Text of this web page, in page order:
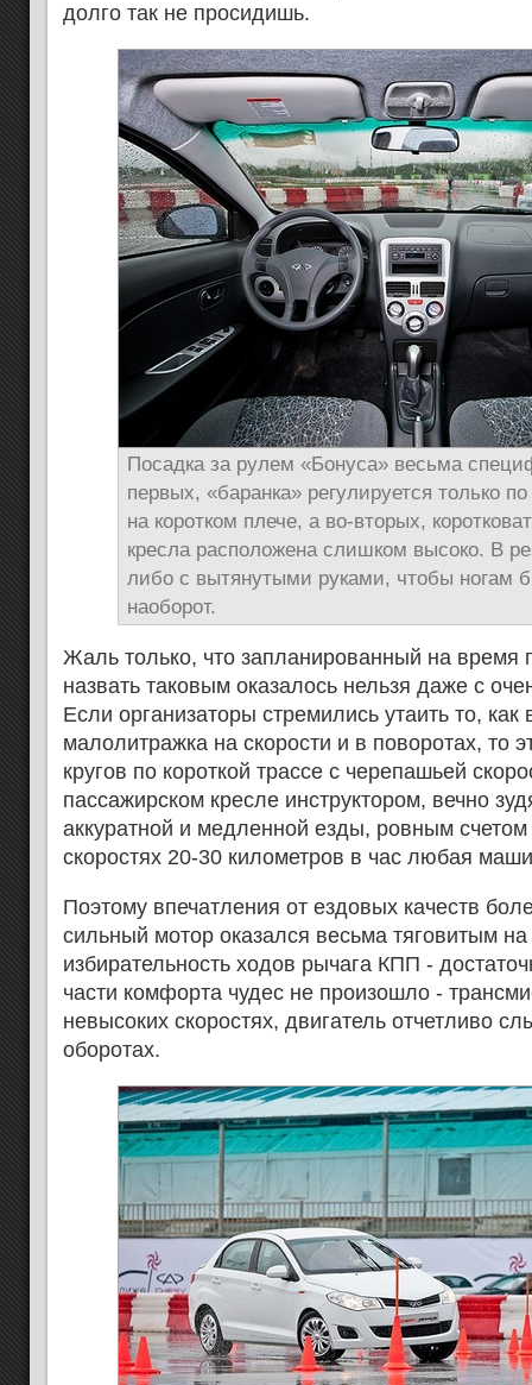
долго так не просидишь.
Посадка за рулем «Бонуса» весьма
первых, «баранка» регулируется только
на коротком плече, а во-вторых,
кресла расположена слишком высоко. В
либо с вытянутыми руками, чтобы ногам
наоборот.
Жаль только, что запланированный на время
назвать таковым оказалось нельзя даже с
Если организаторы стремились утаить то, как
малолитражка на скорости и в поворотах, то
кругов по короткой трассе с черепашьей
пассажирском кресле инструктором, вечно
аккуратной и медленной езды, ровным
скоростях 20-30 километров в час любая
Поэтому впечатления от ездовых качеств
сильный мотор оказался весьма тяговитым на
избирательность ходов рычага КПП -
части комфорта чудес не произошло -
невысоких скоростях, двигатель отчетливо
оборотах.